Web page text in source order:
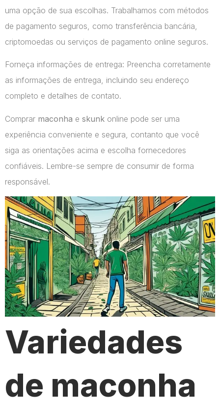
uma opção de sua escolhas. Trabalhamos com métodos
de pagamento seguros, como transferência bancária,
criptomoedas ou serviços de pagamento online seguros.
Forneça informações de entrega: Preencha corretamente
as informações de entrega, incluindo seu endereço
completo e detalhes de contato.
Comprar maconha e skunk online pode ser uma
experiência conveniente e segura, contanto que você
siga as orientações acima e escolha fornecedores
confiáveis. Lembre-se sempre de consumir de forma
responsável.
Variedades
de maconha